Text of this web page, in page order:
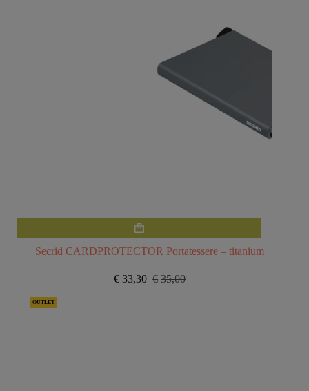
Secrid CARDPROTECTOR Portatessere – titanium
€ 35,00
Il
€ 33,30 Il
OUTLET